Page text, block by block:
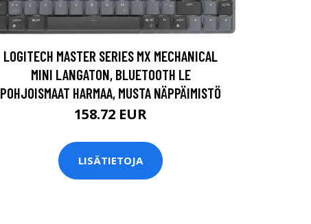
LOGITECH MASTER SERIES MX MECHANICAL
MINI LANGATON, BLUETOOTH LE
POHJOISMAAT HARMAA, MUSTA NÄPPÄIMISTÖ
158.72 EUR
LISÄTIETOJA